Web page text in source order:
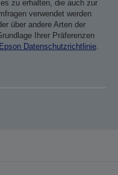
zu erhalten, die auch zur
verwendet werden
über andere Arten der
Ihrer Präferenzen
Epson Datenschutzrichtlinie.